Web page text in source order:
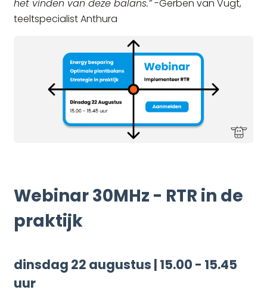
het vinden van deze balans.”-Gerben van Vugt,
teeltspecialist Anthura